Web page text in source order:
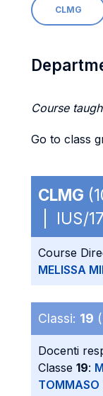
CLMG
Course
Go to class
CLMG
| IUS/
Course
MELISSA
Classi: 19
Docenti
Classe 19:
TOMMASO